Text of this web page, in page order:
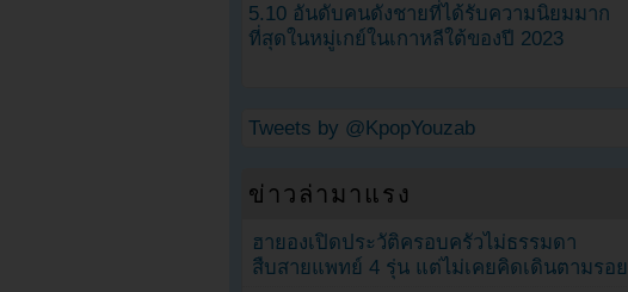
5.10 อันดับคนดังชายที่ได้รับความนิยมมาก
ที่สุดในหมู่เกย์ในเกาหลีใต้ของปี 2023
Tweets by @KpopYouzab
ข่าวล่ามาแรง
ฮายองเปิดประวัติครอบครัวไม่ธรรมดา
สืบสายแพทย์ 4 รุ่น แต่ไม่เคยคิดเดินตามรอย